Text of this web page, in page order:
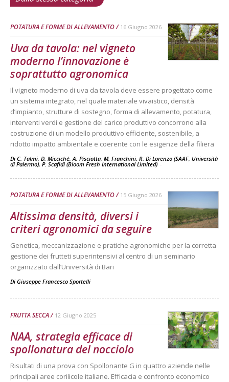
POTATURA E FORME DI ALLEVAMENTO 16 Giugno 2026
Uva da tavola: nel vigneto
moderno l’innovazione è
soprattutto agronomica
Il vigneto moderno di uva da tavola deve essere progettato come
un sistema integrato, nel quale materiale vivaistico, densità
d’impianto, strutture di sostegno, forma di allevamento, potatura,
interventi verdi e gestione del carico produttivo concorrono alla
costruzione di un modello produttivo efficiente, sostenibile, a
ridotto impatto ambientale e coerente con le esigenze della filiera
Di C. Talmi, D. Miccichè, A. Pisciotta, M. Franchini, R. Di Lorenzo (SAAF, Università
di Palermo), P. Scafidi (Bloom Fresh International Limited) -
POTATURA E FORME DI ALLEVAMENTO 15 Giugno 2026
Altissima densità, diversi i
criteri agronomici da seguire
Genetica, meccanizzazione e pratiche agronomiche per la corretta
gestione dei frutteti superintensivi al centro di un seminario
organizzato dall’Università di Bari
Di Giuseppe Francesco Sportelli
FRUTTA SECCA 12 Giugno 2025
NAA, strategia efficace di
spollonatura del nocciolo
Risultati di una prova con Spollonante G in quattro aziende nelle
principali aree corilicole italiane. Efficacia e confronto economico